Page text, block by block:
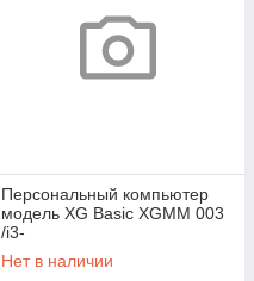
Персональный компьютер
модель XG Basic XGMM 003
/i3-
12100/H610M/8GB/512Gb/40
0W/HK360
Нет в наличии